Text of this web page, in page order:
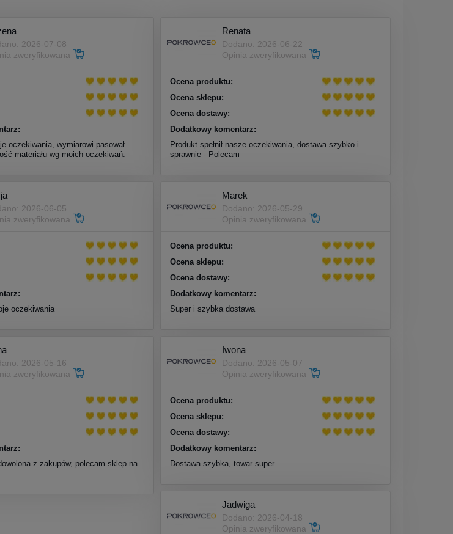
2026-07-08
zweryfikowana
oczekiwania, wymiarowi pasował
materiału wg moich oczekiwań.
Renata
Dodano: 2026-06-22
Opinia zweryfikowana
Ocena produktu:
Ocena sklepu:
Ocena dostawy:
Dodatkowy komentarz:
Produkt spełnił nasze oczekiwania, dostawa szybko i
sprawnie - Polecam
2026-06-05
zweryfikowana
oczekiwania
Marek
Dodano: 2026-05-29
Opinia zweryfikowana
Ocena produktu:
Ocena sklepu:
Ocena dostawy:
Dodatkowy komentarz:
Super i szybka dostawa
2026-05-16
zweryfikowana
z zakupów, polecam sklep na
Iwona
Dodano: 2026-05-07
Opinia zweryfikowana
Ocena produktu:
Ocena sklepu:
Ocena dostawy:
Dodatkowy komentarz:
Dostawa szybka, towar super
Jadwiga
Dodano: 2026-04-18
Opinia zweryfikowana